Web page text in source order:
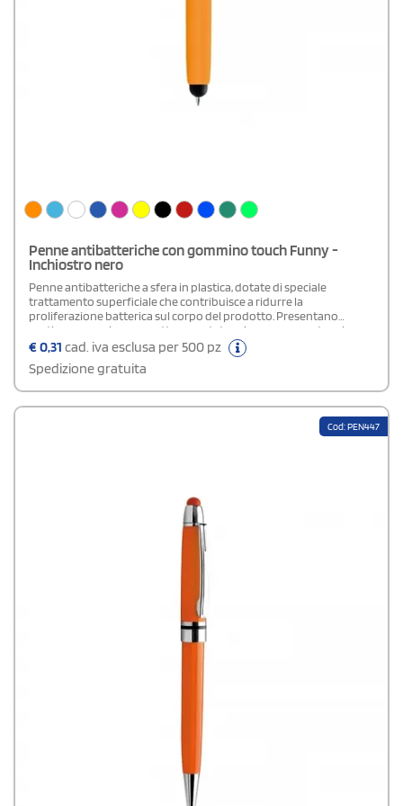
Penne antibatteriche con gommino touch Funny -
Inchiostro nero
Penne antibatteriche a sfera in plastica, dotate di speciale
trattamento superficiale che contribuisce a ridurre la
proliferazione batterica sul corpo del prodotto. Presentano
pratico meccanismo a scatto e puntatore in gomma per touch
screen, ideale per l’utilizzo su smartphone e tablet senza contatto
diretto. Il corpo in plastica colorata dona un aspetto moderno e
personalizzabile, mentre l’inchiostro nero assicura una scrittura
fluida, precisa e professionale, perfetta per ambienti condivisi e
contesti aziendali.
€0,31 cad. iva esclusa per 500 pz
Spedizione gratuita
Cod: PEN447